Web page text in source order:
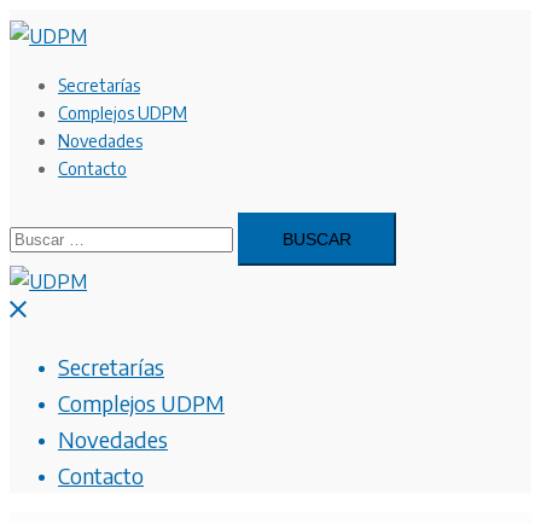
Saltar
contenidoSecretarías
Complejos UDPM
Novedades
Contacto
Buscar:
Cerrar
Secretarías
Complejos UDPM
Novedades
Contacto